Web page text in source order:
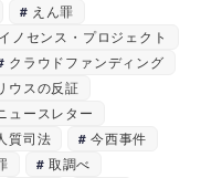
えん罪
イノセンス・プロジェクト
クラウドファンディング
ウスの反証
ュースレター
質司法
今西事件
取調べ